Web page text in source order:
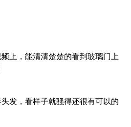
上，能清清楚楚的看到玻璃门上
发，看样子就骚得还很有可以的